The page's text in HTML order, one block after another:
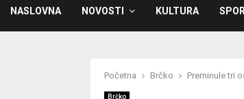
NASLOVNA NOVOSTI KULTURA
Početna Brčko Preminule tri
Brčko